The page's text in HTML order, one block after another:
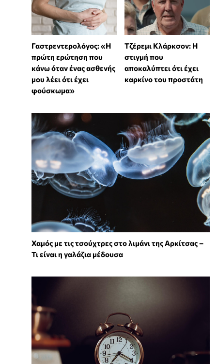
Γαστρεντερολόγος: «Η
πρώτη ερώτηση που
κάνω όταν ένας ασθενής
μου λέει ότι έχει
φούσκωμα»
Τζέρεμι Κλάρκσον: Η
στιγμή που
αποκαλύπτει ότι έχει
καρκίνο του προστάτη
Χαμός με τις τσούχτρες στο λιμάνι της Αρκίτσας –
Τι είναι η γαλάζια μέδουσα